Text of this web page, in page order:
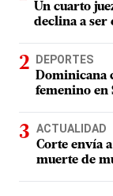
Un cuarto
declina a ser
DEPORTES
Dominicana
femenino en
ACTUALIDAD
Corte envía
muerte de